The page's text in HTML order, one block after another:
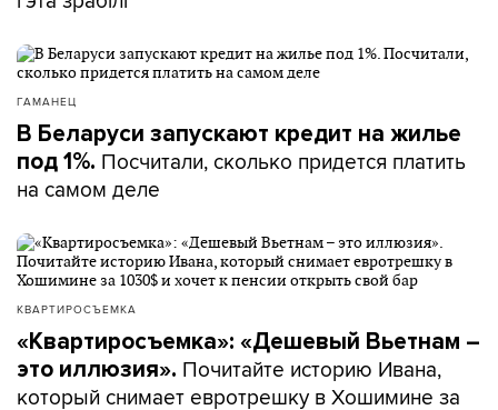
ГАМАНЕЦ
В Беларуси запускают кредит на жилье
под 1%. Посчитали, сколько придется платить
на самом деле
КВАРТИРОСЪЕМКА
«Квартиросъемка»: «Дешевый Вьетнам –
это иллюзия». Почитайте историю Ивана,
который снимает евротрешку в Хошимине за